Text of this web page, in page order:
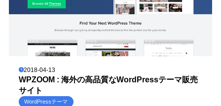
2018-04-13
WPZOOM : 海外の高品質なWordPressテーマ販売
サイト
WordPressテーマ